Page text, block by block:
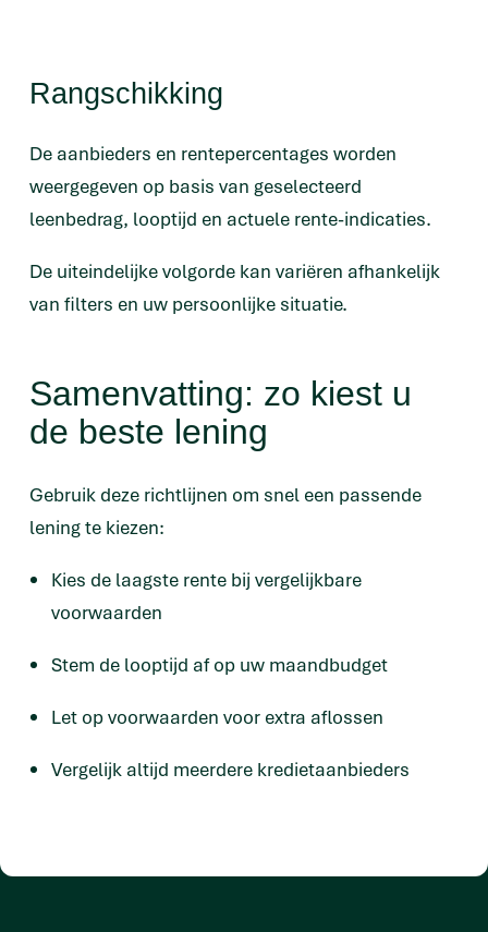
Rangschikking
De aanbieders en rentepercentages worden
weergegeven op basis van geselecteerd
leenbedrag, looptijd en actuele rente-indicaties.
De uiteindelijke volgorde kan variëren afhankelijk
van filters en uw persoonlijke situatie.
Samenvatting: zo kiest u
de beste lening
Gebruik deze richtlijnen om snel een passende
lening te kiezen:
Kies de laagste rente bij vergelijkbare
voorwaarden
Stem de looptijd af op uw maandbudget
Let op voorwaarden voor extra aflossen
Vergelijk altijd meerdere kredietaanbieders